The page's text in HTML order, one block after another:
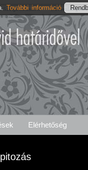
Szolgáltatásaink Elérhetőségeink
Elérhetőség
További információ